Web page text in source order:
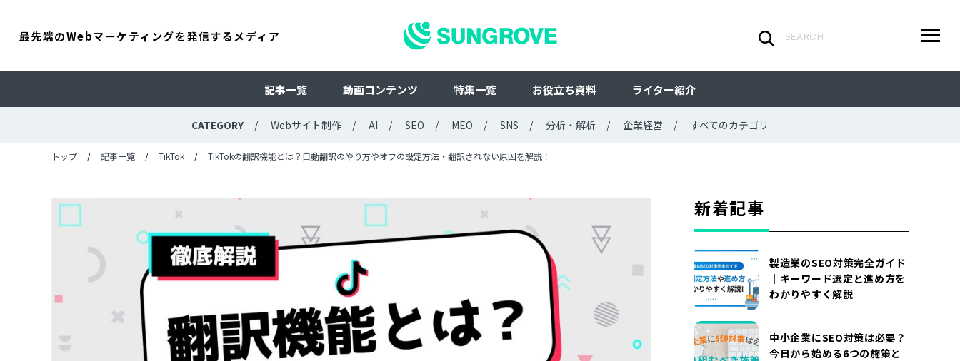
最先端のWebマーケティングを発信するメディア
検
記事一覧 動画コンテンツ 特集一覧 お役立ち資料 ライター紹介
CATEGORY Webサイト制作 AI SEO MEO SNS 分析・解析 企業経営 すべてのカテゴリ
ニ
ュ
ARTICLE
すべての記事
CATEGORY
WRITER
ライターで探す
MOVIE
DOCUMENT
お役立ち資料
トップ 記事一覧 TikTok TikTokの翻訳機能とは？自動翻訳のやり方やオフの設定方法・翻訳されない原因を解説！
新着記事
製造業のSEO対策完全ガイド
｜キーワード選定と進め方を
わかりやすく解説
中小企業にSEO対策は必要？
今日から始める6つの施策と